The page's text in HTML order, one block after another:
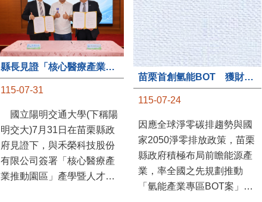
115-07-31
國立陽明交通大學(下稱陽
明交大)7月31日在苗栗縣政
府見證下，與禾榮科技股份
有限公司簽署「核心醫療產
業推動園區」產學暨人才培
苗栗首創氫能BOT 獲財政部「突破之翼」肯定
115-07-24
因應全球淨零碳排趨勢與國
家2050淨零排放政策，苗栗
縣政府積極布局前瞻能源產
業，率全國之先規劃推動
「氫能產業專區BOT案」，